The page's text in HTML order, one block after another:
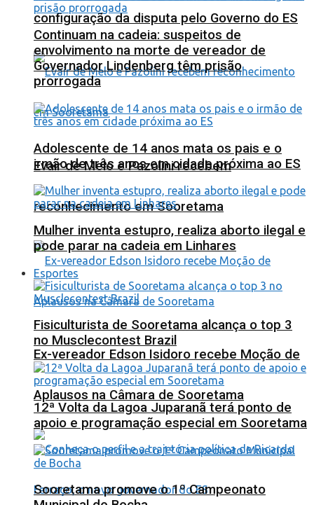
configuração da disputa pelo Governo do ES
Evair de Melo e Pazolini recebem
reconhecimento em Sooretama
Ex-vereador Edson Isidoro recebe Moção de
Aplausos na Câmara de Sooretama
Continuam na cadeia: suspeitos de
envolvimento na morte de vereador de
Governador Lindenberg têm prisão
prorrogada
Adolescente de 14 anos mata os pais e o
irmão de três anos em cidade próxima ao ES
Mulher inventa estupro, realiza aborto ilegal e
pode parar na cadeia em Linhares
Esportes
Fisiculturista de Sooretama alcança o top 3
no Musclecontest Brazil
12ª Volta da Lagoa Juparanã terá ponto de
apoio e programação especial em Sooretama
Sooretama promove o 1º Campeonato